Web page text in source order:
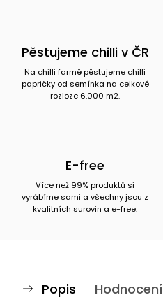
Pěstujeme chilli v ČR
Na chilli farmě pěstujeme chilli
papričky od semínka na celkové
rozloze 6.000 m2.
E-free
Více než 99% produktů si
vyrábíme sami a všechny jsou z
kvalitních surovin a e-free.
Popis Hodnocení